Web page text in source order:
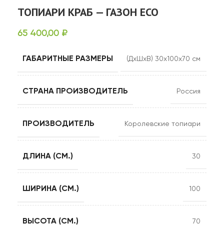
ТОПИАРИ КРАБ — ГАЗОН ECO
65 400,00 ₽
ГАБАРИТНЫЕ РАЗМЕРЫ (ДхШхВ) 30х100х70 см
СТРАНА ПРОИЗВОДИТЕЛЬ Россия
ПРОИЗВОДИТЕЛЬ Королевские топиари
ДЛИНА (СМ.) 30
ШИРИНА (СМ.) 100
ВЫСОТА (СМ.) 70